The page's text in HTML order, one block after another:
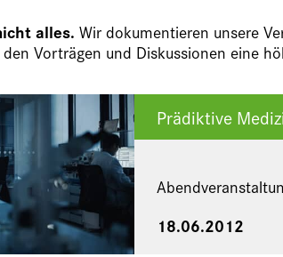
alles. Wir dokumentieren unsere
Vorträgen und Diskussionen eine
Prädiktive
18.06.2012